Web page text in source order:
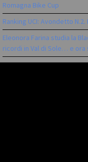
Romagna Bike Cup
Ranking UCI: Avondetto
Eleonora Farina studia la
ricordi in Val di Sole… e ora